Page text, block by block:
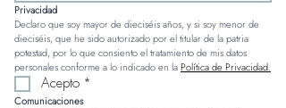
Privacidad
Declaro que soy mayor de dieciséis años, y si soy menor de
dieciséis, que he sido autorizado por el titular de la patria
potestad, por lo que consiento el tratamiento de mis datos
personales conforme a lo indicado en la Política de Privacidad.
Acepto *
Comunicaciones